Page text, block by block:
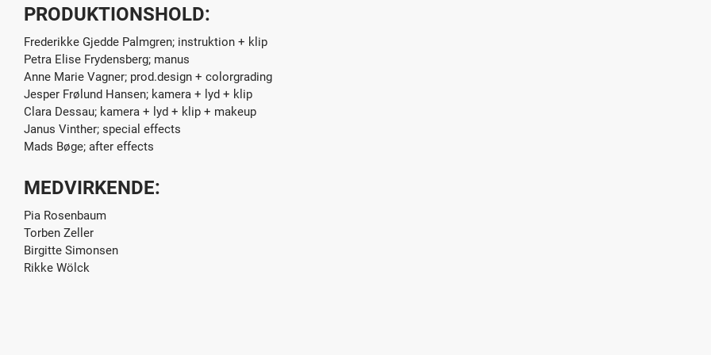
PRODUKTIONSHOLD:
Frederikke Gjedde Palmgren; instruktion + klip
Petra Elise Frydensberg; manus
Anne Marie Vagner; prod.design + colorgrading
Jesper Frølund Hansen; kamera + lyd + klip
Clara Dessau; kamera + lyd + klip + makeup
Janus Vinther; special effects
Mads Bøge; after effects
MEDVIRKENDE:
Pia Rosenbaum
Torben Zeller
Birgitte Simonsen
Rikke Wölck